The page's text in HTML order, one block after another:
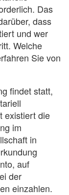
Das
dass
und wer
Welche
Sie von
findet statt,
existiert die
im
in
auf
der
einzahlen.